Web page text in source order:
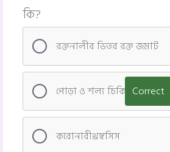
কি?
রক্তনালীর ভিতর রক্ত জমাট
পোড়া ও শল্য চিকিৎসাCorrect
করোনারীথ্রম্বসিস